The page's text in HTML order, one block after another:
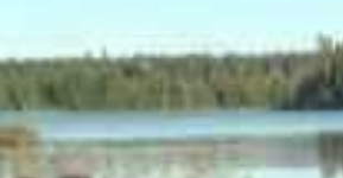
prennent soin de
occupants.
caractéristiques
rehaussant